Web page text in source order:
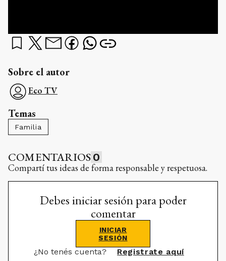
Sobre el autor
Eco TV
Temas
Familia
COMENTARIOS 0
Compartí tus ideas de forma responsable y respetuosa.
Debes iniciar sesión para poder
comentar
INICIAR
SESIÓN
¿No tenés cuenta? Registrate aquí